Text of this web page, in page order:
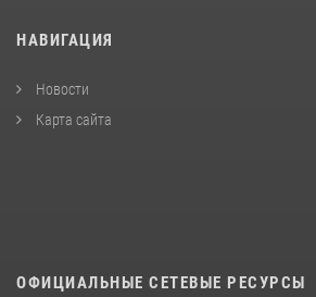
НАВИГАЦИЯ
Новости
Карта сайта
ОФИЦИАЛЬНЫЕ СЕТЕВЫЕ РЕСУРСЫ